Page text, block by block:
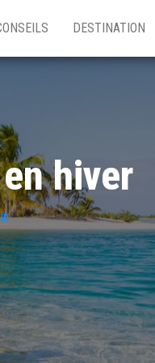
DESTINATION
hiver